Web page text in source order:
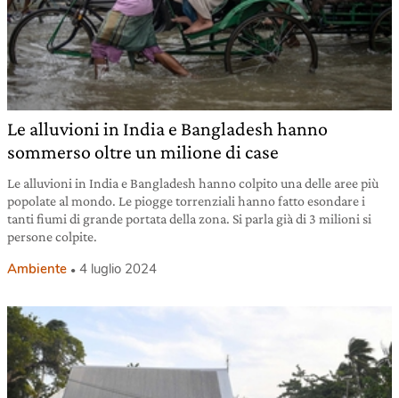
Le alluvioni in India e Bangladesh hanno
sommerso oltre un milione di case
Le alluvioni in India e Bangladesh hanno colpito una delle aree più
popolate al mondo. Le piogge torrenziali hanno fatto esondare i
tanti fiumi di grande portata della zona. Si parla già di 3 milioni si
persone colpite.
Ambiente 4 luglio 2024